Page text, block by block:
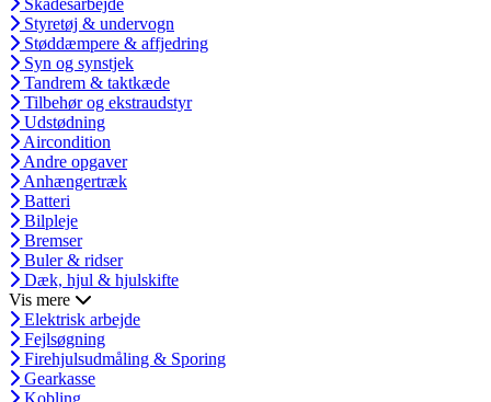
Styretøj & undervogn
Støddæmpere & affjedring
Syn og synstjek
Tandrem & taktkæde
Tilbehør og ekstraudstyr
Udstødning
Aircondition
Andre opgaver
Anhængertræk
Batteri
Bilpleje
Bremser
Buler & ridser
Dæk, hjul & hjulskifte
Vis mere
Elektrisk arbejde
Fejlsøgning
Firehjulsudmåling & Sporing
Gearkasse
Kobling